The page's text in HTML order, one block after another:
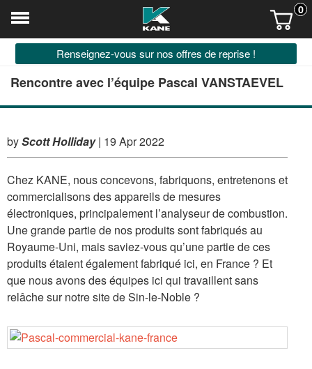
Renseignez-vous sur nos offres de reprise !
0
Rencontre avec l’équipe Pascal VANSTAEVEL
byScott Holliday| 19 Apr 2022
Chez KANE, nous concevons, fabriquons, entretenons et
commercialisons des appareils de mesures
électroniques, principalement l’analyseur de combustion.
Une grande partie de nos produits sont fabriqués au
Royaume-Uni, mais saviez-vous qu’une partie de ces
produits étaient également fabriqué ici, en France ? Et
que nous avons des équipes ici qui travaillent sans
relâche sur notre site de Sin-le-Noble ?